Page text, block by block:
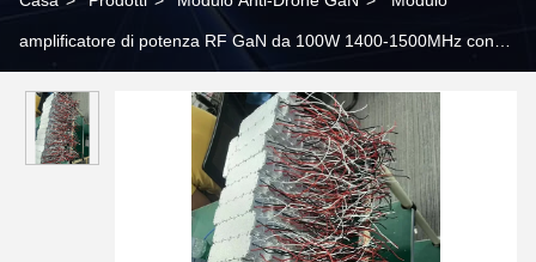
amplificatore di potenza RF GaN da 100W 1400-1500MHz con